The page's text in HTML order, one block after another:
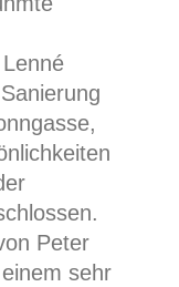
Peter
sehr